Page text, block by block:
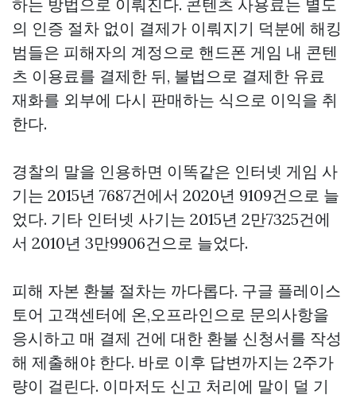
하는 방법으로 이뤄진다. 콘텐츠 사용료는 별도
의 인증 절차 없이 결제가 이뤄지기 덕분에 해킹
범들은 피해자의 계정으로 핸드폰 게임 내 콘텐
츠 이용료를 결제한 뒤, 불법으로 결제한 유료
재화를 외부에 다시 판매하는 식으로 이익을 취
한다.
경찰의 말을 인용하면 이똑같은 인터넷 게임 사
기는 2015년 7687건에서 2020년 9109건으로 늘
었다. 기타 인터넷 사기는 2015년 2만7325건에
서 2010년 3만9906건으로 늘었다.
피해 자본 환불 절차는 까다롭다. 구글 플레이스
토어 고객센터에 온,오프라인으로 문의사항을
응시하고 매 결제 건에 대한 환불 신청서를 작성
해 제출해야 한다. 바로 이후 답변까지는 2주가
량이 걸린다. 이마저도 신고 처리에 말이 덜 기